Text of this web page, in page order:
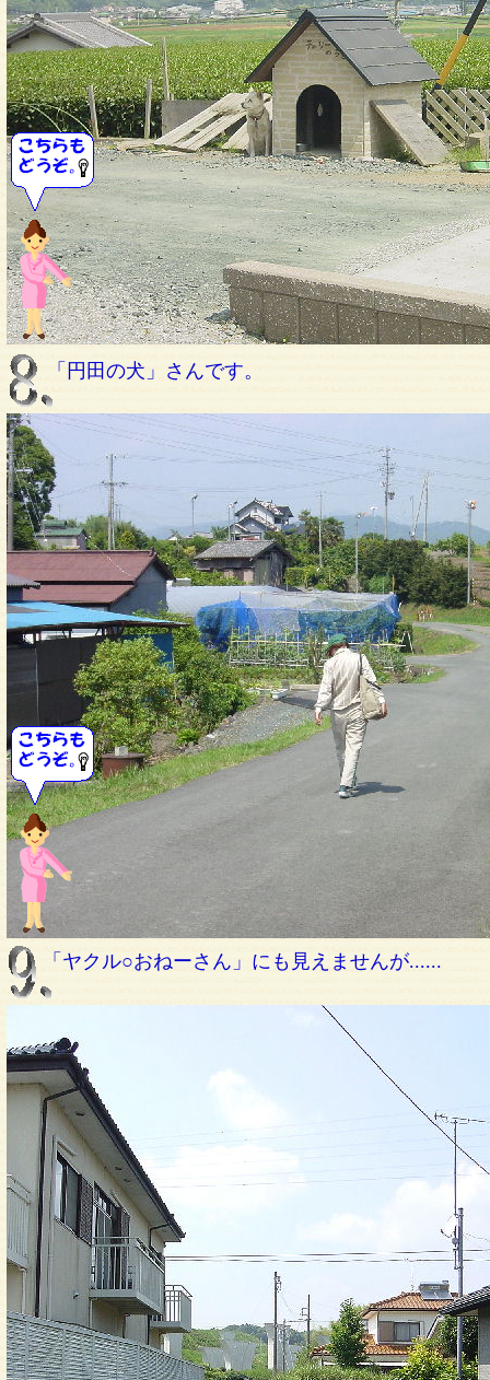
「円田の犬」さんです。
「 ヤクル○おねーさん」にも見えませんが......